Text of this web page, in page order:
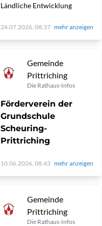
Ländliche Entwicklung
24.07.2026, 08:37 mehr anzeigen
Gemeinde
Prittriching
Die Rathaus-Infos
Förderverein der
Grundschule
Scheuring-
Prittriching
10.06.2026, 08:43 mehr anzeigen
Gemeinde
Prittriching
Die Rathaus-Infos